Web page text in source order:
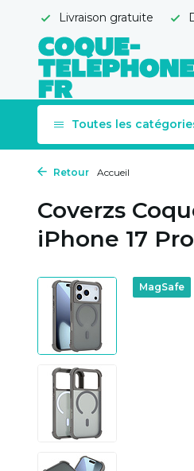
Livraison gratuite
Toutes les
Retour Accueil
Coverzs
iPhone 17
MagSafe